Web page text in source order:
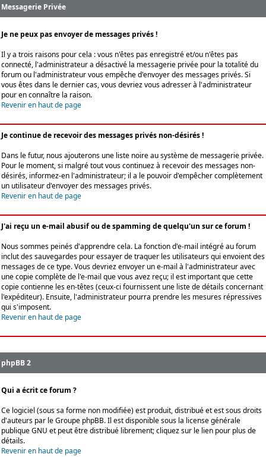
Messagerie Privée
Je ne peux pas envoyer de messages privés !
Il y a trois raisons pour cela : vous n'êtes pas enregistré et/ou n'êtes pas
connecté, l'administrateur a désactivé la messagerie privée pour la totalité du
forum ou l'administrateur vous empêche d'envoyer des messages privés. Si
vous êtes dans le dernier cas, vous devriez vous adresser à l'administrateur
pour en connaître la raison.
Revenir en haut de page
Je continue de recevoir des messages privés non-désirés !
Dans le futur, nous ajouterons une liste noire au système de messagerie privée.
Pour le moment, si malgré tout vous continuez à recevoir des messages non-
désirés, informez-en l'administrateur; il a le pouvoir d'empêcher complètement
un utilisateur d'envoyer des messages privés.
Revenir en haut de page
J'ai reçu un e-mail abusif ou de spamming de quelqu'un sur ce forum !
Nous sommes peinés d'apprendre cela. La fonction d'e-mail intégré au forum
inclut des sauvegardes pour essayer de traquer les utilisateurs qui envoient des
messages de ce type. Vous devriez envoyer un e-mail à l'administrateur avec
une copie complète de l'e-mail que vous avez reçu; il est important que cette
copie contienne les en-têtes (ceux-ci fournissent une liste de détails concernant
l'expéditeur). Ensuite, l'administrateur pourra prendre les mesures répressives
qui s'imposent.
Revenir en haut de page
phpBB 2
Qui a écrit ce forum ?
Ce logiciel (sous sa forme non modifiée) est produit, distribué et est sous droits
d'auteurs par leGroupe phpBB. Il est disponible sous la license générale
publique GNU et peut être distribué librement; cliquez sur le lien pour plus de
détails.
Revenir en haut de page